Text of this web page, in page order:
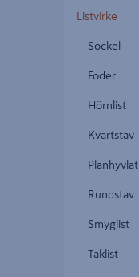
Listvirke
Sockel
Foder
Hörnlist
Kvartstav
Planhyvlat
Rundstav
Smyglist
Taklist